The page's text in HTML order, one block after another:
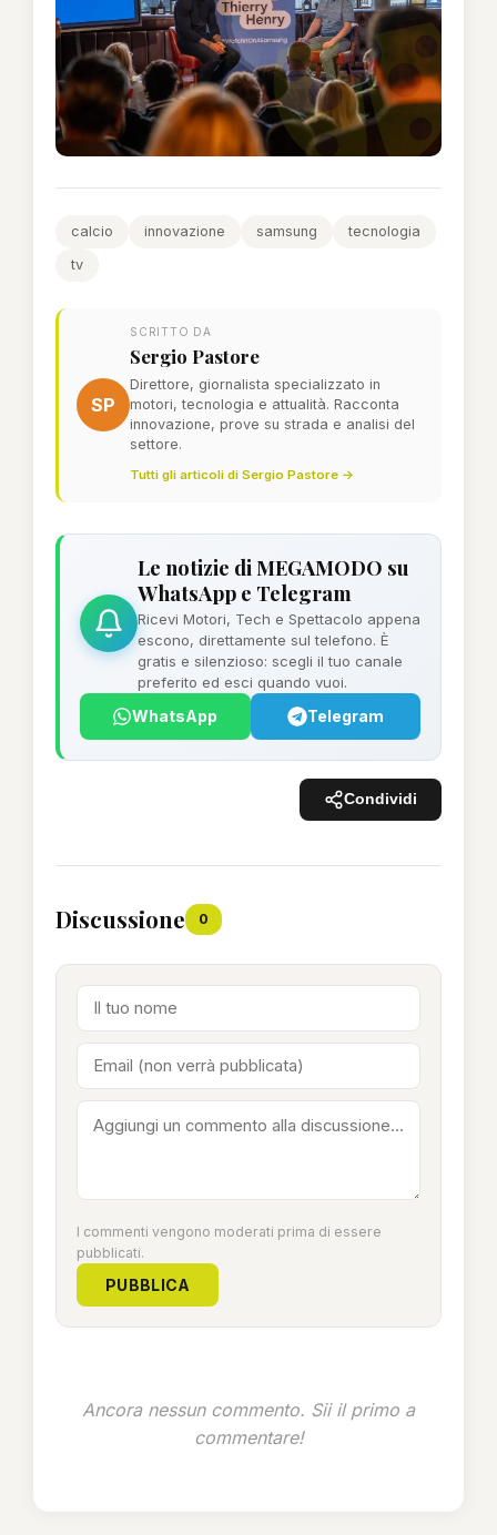
calcio innovazione samsung
tecnologia
tv
SP
SCRITTO DA
Sergio Pastore
Direttore, giornalista specializzato in
motori, tecnologia e attualità. Racconta
innovazione, prove su strada e analisi del
settore.
Tutti gli articoli di Sergio Pastore →
Le notizie di MEGAMODO su
WhatsApp e Telegram
Ricevi Motori, Tech e Spettacolo appena
escono, direttamente sul telefono. È
gratis e silenzioso: scegli il tuo canale
preferito ed esci quando vuoi.
WhatsApp Telegram
Condividi
Discussione 0
I commenti vengono moderati prima di essere
pubblicati.
PUBBLICA
Ancora nessun commento. Sii il primo a
commentare!